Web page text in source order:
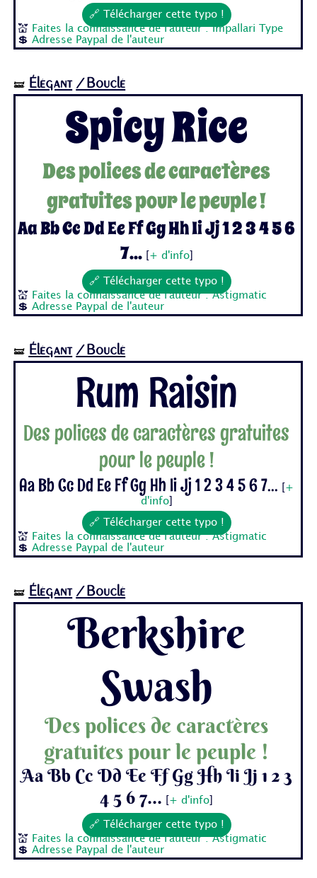
🔗 Télécharger cette typo !
💒
Faites la connaissance de l'auteur : Impallari Type
💲Adresse Paypal de l'auteur
🝛 Élégant /Bouclé
Spicy Rice
Des polices de caractères
gratuites pour le peuple !
Aa Bb Cc Dd Ee Ff Gg Hh Ii Jj 1 2 3 4 5 6
7...[ + d'info]
🔗 Télécharger cette typo !
💒
Faites la connaissance de l'auteur : Astigmatic
💲Adresse Paypal de l'auteur
🝛 Élégant /Bouclé
Rum Raisin
Des polices de caractères gratuites
pour le peuple !
Aa Bb Cc Dd Ee Ff Gg Hh Ii Jj 1 2 3 4 5 6 7...
+
d'info]
🔗 Télécharger cette typo !
💒
Faites la connaissance de l'auteur : Astigmatic
💲Adresse Paypal de l'auteur
🝛 Élégant /Bouclé
Berkshire
Swash
Des polices de caractères
gratuites pour le peuple !
Aa Bb Cc Dd Ee Ff Gg Hh Ii Jj 1 2 3
4 5 6 7...
+ d'info
🔗 Télécharger cette typo !
💒
Faites la connaissance de l'auteur : Astigmatic
💲Adresse Paypal de l'auteur